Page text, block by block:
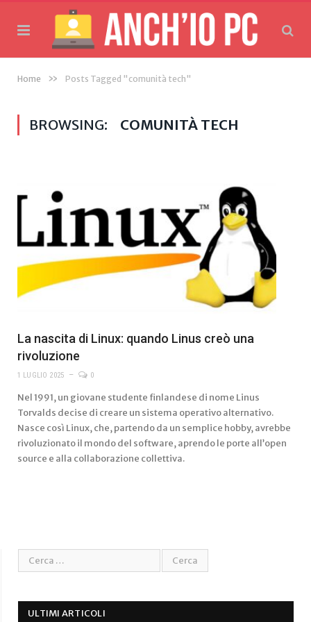
Home » Posts Tagged "comunità tech"
BROWSING: COMUNITÀ TECH
La nascita di Linux: quando Linus creò una
rivoluzione
1 LUGLIO 2025 0
Nel 1991, un giovane studente finlandese di nome Linus
Torvalds decise di creare un sistema operativo alternativo.
Nasce così Linux, che, partendo da un semplice hobby, avrebbe
rivoluzionato il mondo del software, aprendo le porte all’open
source e alla collaborazione collettiva.
ULTIMI ARTICOLI